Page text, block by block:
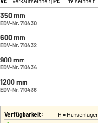
350 mm
EDV-Nr. 710430
600 mm
EDV-Nr. 710432
900 mm
EDV-Nr. 710434
1200 mm
EDV-Nr. 710436
Verfügbarkeit: H = Hansenlager